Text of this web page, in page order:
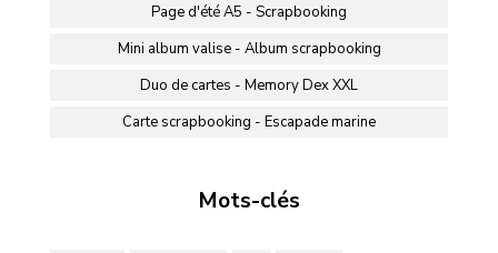
Page d'été A5 - Scrapbooking
Mini album valise - Album scrapbooking
Duo de cartes - Memory Dex XXL
Carte scrapbooking - Escapade marine
Mots-clés